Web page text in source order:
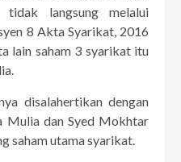
tidak langsung melalui
8 Akta Syarikat, 2016
lain saham 3 syarikat itu
disalahertikan dengan
Mulia dan Syed Mokhtar
saham utama syarikat.